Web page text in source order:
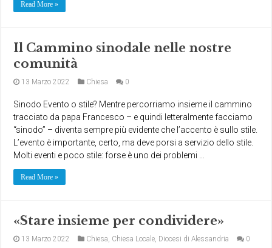
Read More »
Il Cammino sinodale nelle nostre
comunità
13 Marzo 2022 Chiesa 0
Sinodo Evento o stile? Mentre percorriamo insieme il cammino
tracciato da papa Francesco – e quindi letteralmente facciamo
“sinodo” – diventa sempre più evidente che l’accento è sullo stile.
L’evento è importante, certo, ma deve porsi a servizio dello stile.
Molti eventi e poco stile: forse è uno dei problemi …
Read More »
«Stare insieme per condividere»
13 Marzo 2022 Chiesa, Chiesa Locale, Diocesi di Alessandria 0